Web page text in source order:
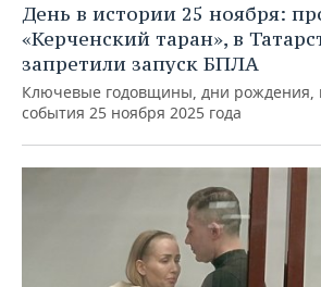
День в истории 25 ноября:
«Керченский таран», в
запретили запуск БПЛА
Ключевые годовщины, дни рождения,
события 25 ноября 2025 года